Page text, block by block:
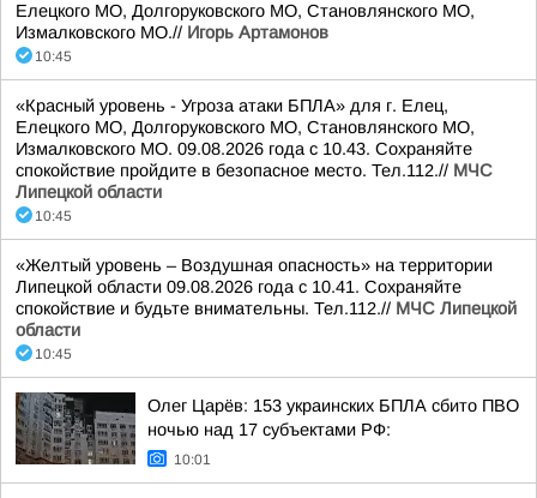
Елецкого МО, Долгоруковского МО, Становлянского МО,
Измалковского МО.// Игорь Артамонов
10:45
«Красный уровень - Угроза атаки БПЛА» для г. Елец,
Елецкого МО, Долгоруковского МО, Становлянского МО,
Измалковского МО. 09.08.2026 года с 10.43. Сохраняйте
спокойствие пройдите в безопасное место. Тел.112.// МЧС
Липецкой области
10:45
«Желтый уровень – Воздушная опасность» на территории
Липецкой области 09.08.2026 года с 10.41. Сохраняйте
спокойствие и будьте внимательны. Тел.112.// МЧС Липецкой
области
10:45
Олег Царёв: 153 украинских БПЛА сбито ПВО
ночью над 17 субъектами РФ:
10:01